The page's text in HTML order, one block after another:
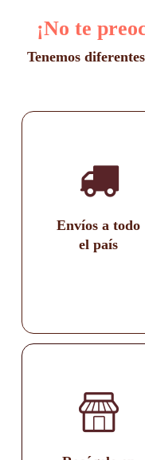
producto
¡No te
Tenemos
Envíos a todo
el país